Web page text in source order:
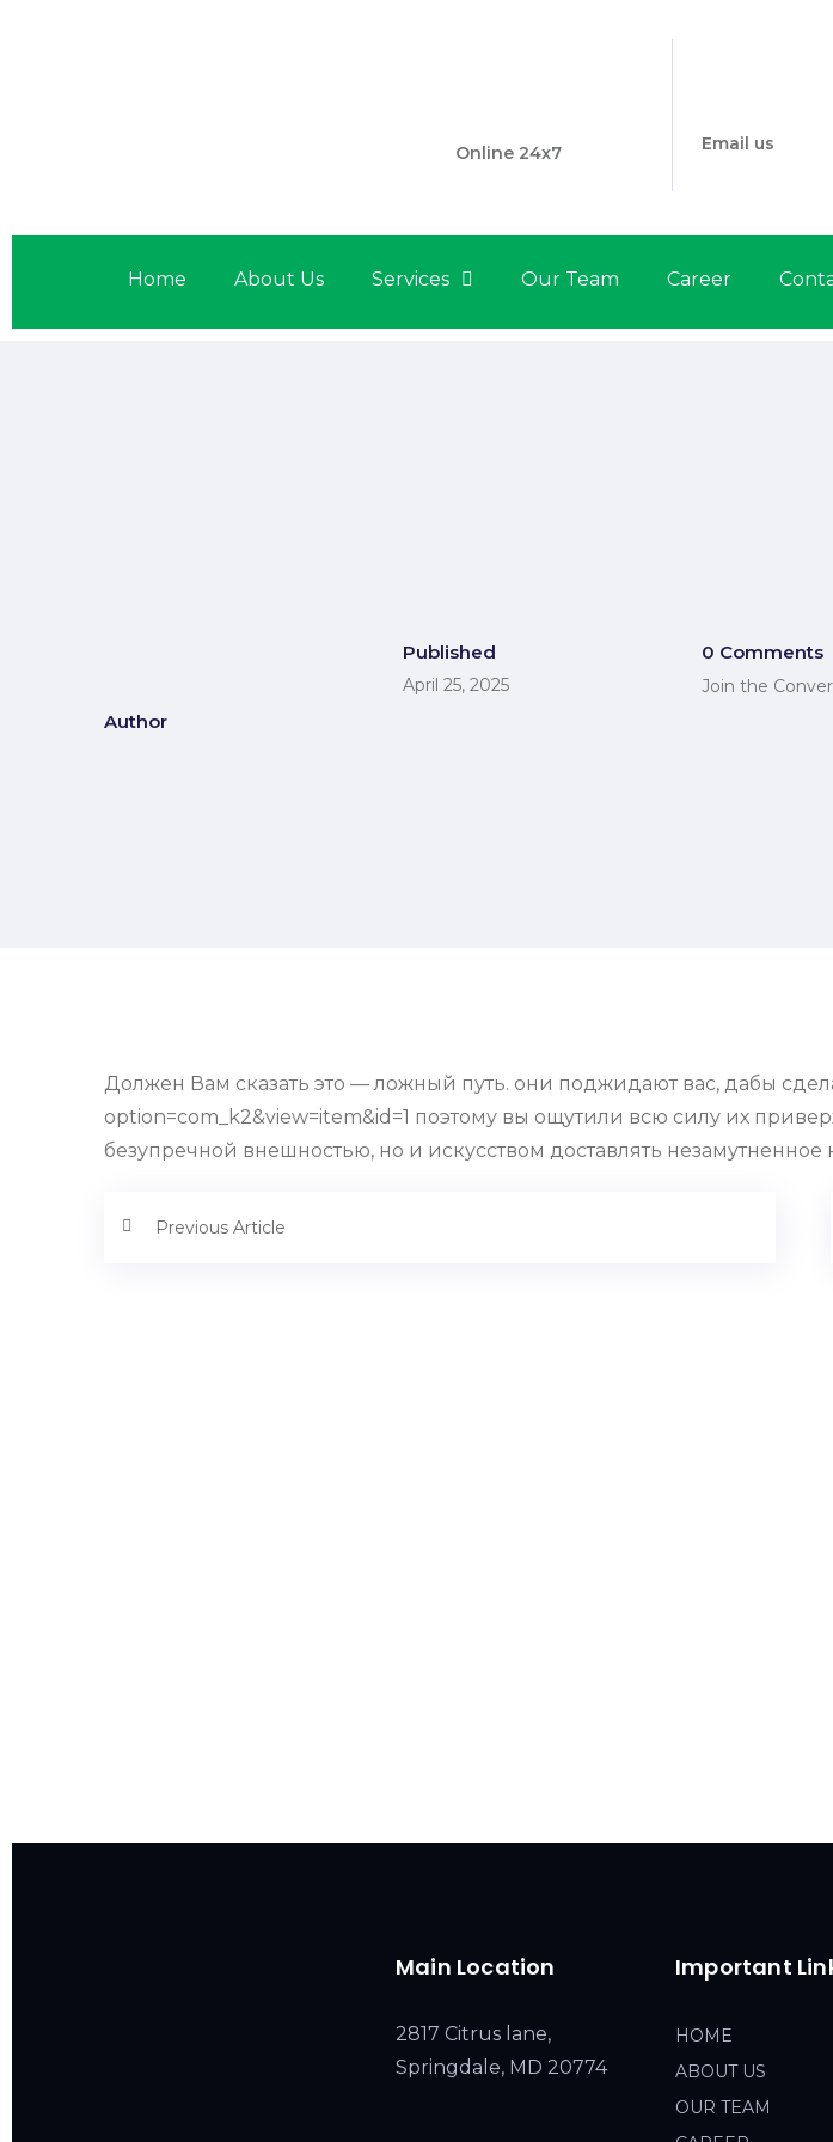
Online 24x7 Email us
Home About Us Services Our Team Career
Author
Published
April 25, 2025
0 Comments
Join the
Должен Вам сказать это — ложный путь. они поджидают вас, дабы
option=com_k2&view=item&id=1 поэтому вы ощутили всю силу их
безупречной внешностью, но и искусством доставлять
Previous Article
Main Location
2817 Citrus lane,
Springdale, MD 20774
Important
HOME
ABOUT US
OUR TEAM